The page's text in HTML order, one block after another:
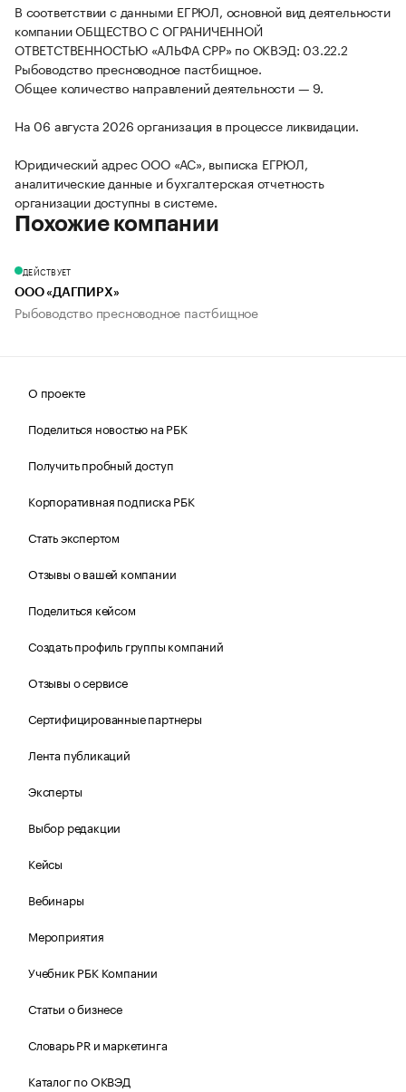
В соответствии с данными ЕГРЮЛ, основной вид деятельности
компании ОБЩЕСТВО С ОГРАНИЧЕННОЙ
ОТВЕТСТВЕННОСТЬЮ «АЛЬФА СРР» по ОКВЭД: 03.22.2
Рыбоводство пресноводное пастбищное.
Общее количество направлений деятельности — 9.
На 06 августа 2026 организация в процессе ликвидации.
Юридический адрес ООО «АС», выписка ЕГРЮЛ,
аналитические данные и бухгалтерская отчетность
организации доступны в системе.
Похожие компании
ДЕЙСТВУЕТ
ООО «ДАГПИРХ»
Рыбоводство пресноводное пастбищное
О проекте
Поделиться новостью на РБК
Получить пробный доступ
Корпоративная подписка РБК
Стать экспертом
Отзывы о вашей компании
Поделиться кейсом
Создать профиль группы компаний
Отзывы о сервисе
Сертифицированные партнеры
Лента публикаций
Эксперты
Выбор редакции
Кейсы
Вебинары
Мероприятия
Учебник РБК Компании
Статьи о бизнесе
Словарь PR и маркетинга
Каталог по ОКВЭД